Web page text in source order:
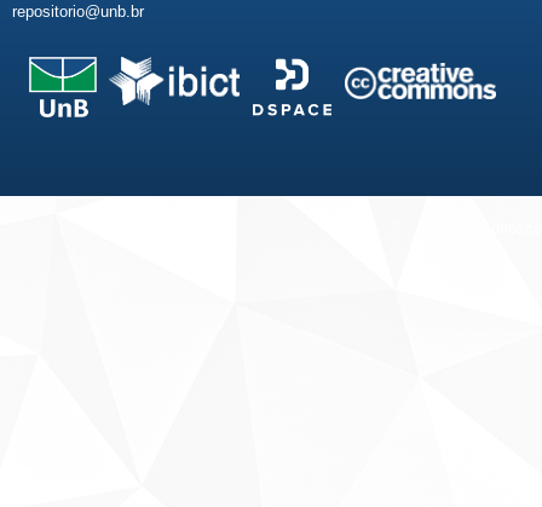
repositorio@unb.br